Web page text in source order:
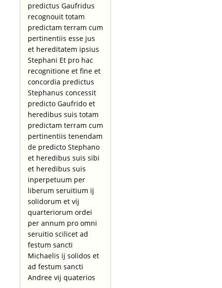
predictus Gaufridus
recognouit totam
predictam terram cum
pertinentiis esse jus
et hereditatem ipsius
Stephani Et pro hac
recognitione et fine et
concordia predictus
Stephanus concessit
predicto Gaufrido et
heredibus suis totam
predictam terram cum
pertinentiis tenendam
de predicto Stephano
et heredibus suis sibi
et heredibus suis
inperpetuum per
liberum seruitium ij
solidorum et vij
quarteriorum ordei
per annum pro omni
seruitio scilicet ad
festum sancti
Michaelis ij solidos et
ad festum sancti
Andree vij quaterios